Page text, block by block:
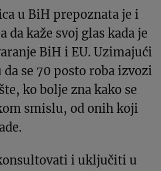
u BiH prepoznata je i
da kaže svoj glas kada je
BiH i EU. Uzimajući
se 70 posto roba izvozi
ko bolje zna kako se
smislu, od onih koji
i uključiti u